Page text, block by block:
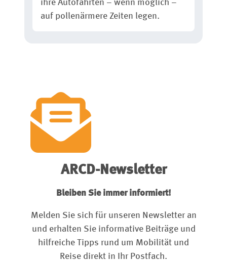
ihre Autofahrten – wenn möglich –
auf pollenärmere Zeiten legen.
ARCD-Newsletter
Bleiben Sie immer informiert!
Melden Sie sich für unseren Newsletter an
und erhalten Sie informative Beiträge und
hilfreiche Tipps rund um Mobilität und
Reise direkt in Ihr Postfach.